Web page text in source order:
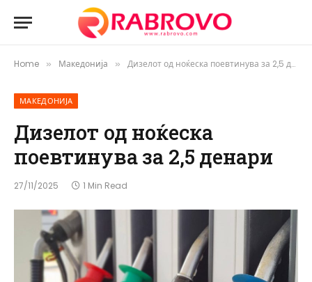
Home » Македонија » Дизелот од ноќеска поевтинува за 2,5 денари
МАКЕДОНИЈА
Дизелот од ноќеска
поевтинува за 2,5 денари
27/11/2025 1 Min Read